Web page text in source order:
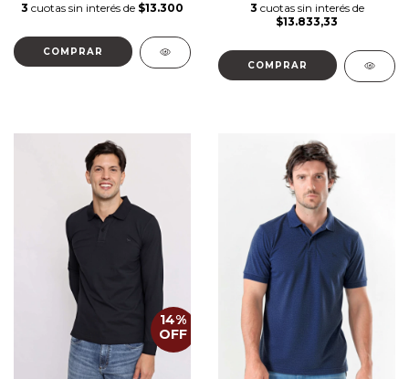
3 cuotas sin interés de $13.300
COMPRAR
3 cuotas sin interés de
$13.833,33
COMPRAR
14%
OFF